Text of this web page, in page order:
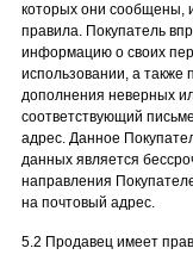
которых они сообщены,
правила. Покупатель
информацию о своих
использовании, а также
дополнения неверных
соответствующий
адрес. Данное
данных является
направления
на почтовый адрес.
5.2 Продавец имеет